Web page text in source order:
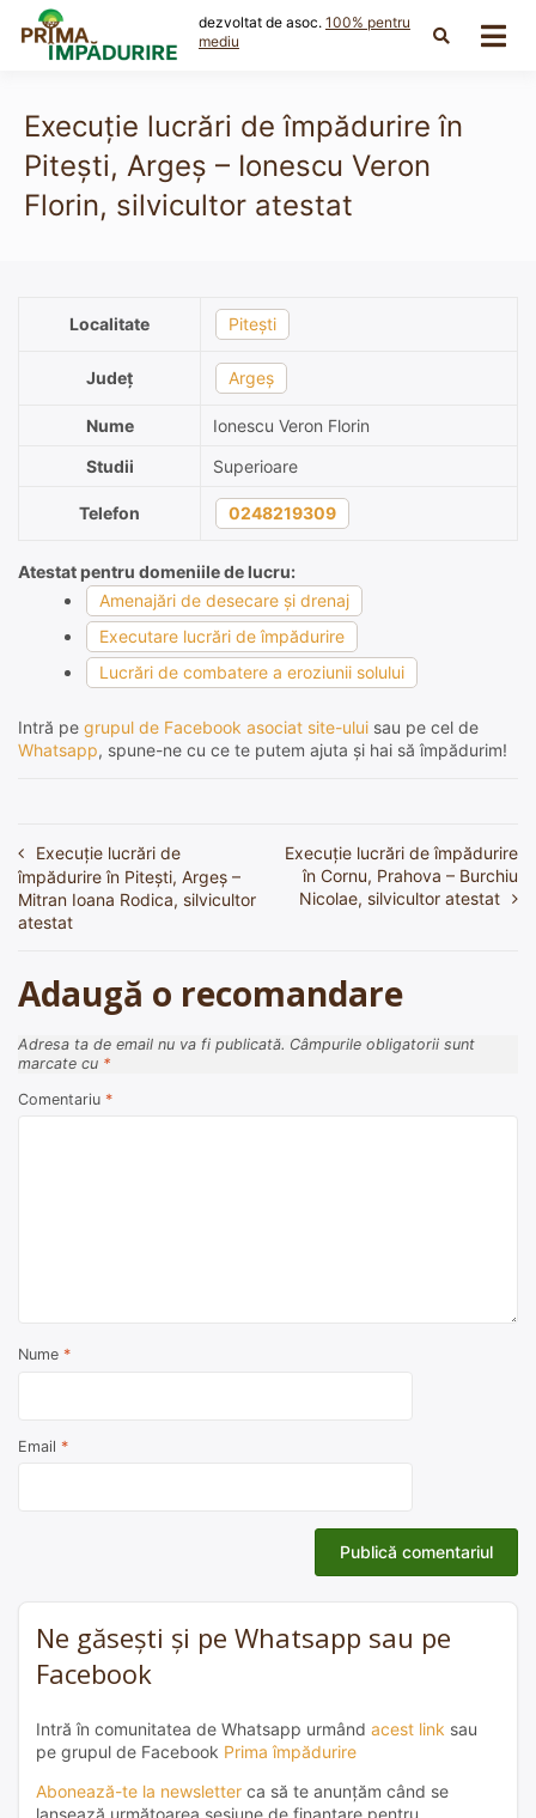
content
dezvoltat de asoc. 100% pentru
mediu
Execuție lucrări de împădurire în
Pitești, Argeș – Ionescu Veron
Florin, silvicultor atestat
Localitate Pitești
Județ Argeș
Nume
Ionescu Veron Florin
Studii
Superioare
Telefon 0248219309
Atestat pentru domeniile de lucru:
Amenajări de desecare şi drenaj
Executare lucrări de împădurire
Lucrări de combatere a eroziunii solului
Intră pe grupul de Facebook asociat site-ului sau pe cel de
Whatsapp, spune-ne cu ce te putem ajuta și hai să împădurim!
Navigare
în
articole
Execuție lucrări de
împădurire în Pitești, Argeș –
Mitran Ioana Rodica, silvicultor
atestat
Execuție lucrări de împădurire
în Cornu, Prahova – Burchiu
Nicolae, silvicultor atestat
Adaugă o recomandare
Adresa ta de email nu va fi publicată. Câmpurile obligatorii sunt
marcate cu *
Comentariu *
Nume *
Email *
Ne găsești și pe Whatsapp sau pe
Facebook
Intră în comunitatea de Whatsapp urmând acest link sau
pe grupul de Facebook Prima împădurire
Abonează-te la newsletter ca să te anunțăm când se
lansează următoarea sesiune de finanțare pentru